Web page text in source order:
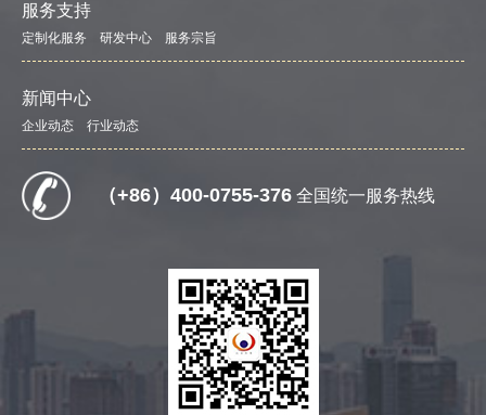
服务支持
定制化服务 研发中心 服务宗旨
新闻中心
企业动态 行业动态
（+86）400-0755-376 全国统一服务热线